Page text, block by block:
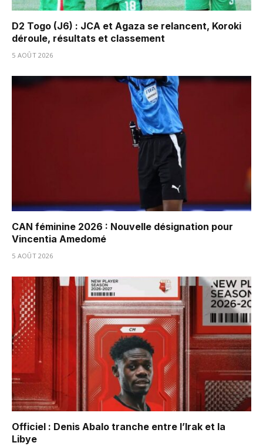
D2 Togo (J6) : JCA et Agaza se relancent, Koroki
déroule, résultats et classement
5 AOÛT 2026
CAN féminine 2026 : Nouvelle désignation pour
Vincentia Amedomé
5 AOÛT 2026
Officiel : Denis Abalo tranche entre l’Irak et la
Libye